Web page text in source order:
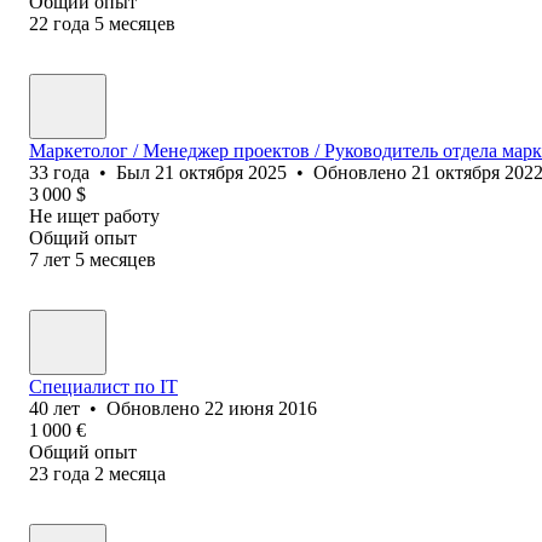
22 года 5 месяцев
Маркетолог / Менеджер проектов / Руководитель отдела
33 года • Был 21 октября 2025 • Обновлено 21 октября 2022
3 000 $
Не ищет работу
Общий опыт
7 лет 5 месяцев
Специалист по IT
40 лет • Обновлено 22 июня 2016
1 000 €
Общий опыт
23 года 2 месяца